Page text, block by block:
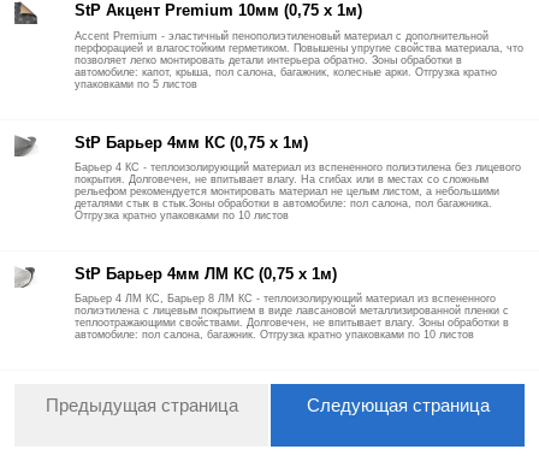
StP Акцент Premium 10мм (0,75 х 1м)
Accent Premium - эластичный пенополиэтиленовый материал с дополнительной
перфорацией и влагостойким герметиком. Повышены упругие свойства материала, что
позволяет легко монтировать детали интерьера обратно. Зоны обработки в
автомобиле: капот, крыша, пол салона, багажник, колесные арки. Отгрузка кратно
упаковками по 5 листов
StP Барьер 4мм КС (0,75 х 1м)
Барьер 4 КС - теплоизолирующий материал из вспененного полиэтилена без лицевого
покрытия. Долговечен, не впитывает влагу. На сгибах или в местах со сложным
рельефом рекомендуется монтировать материал не целым листом, а небольшими
деталями стык в стык.Зоны обработки в автомобиле: пол салона, пол багажника.
Отгрузка кратно упаковками по 10 листов
StP Барьер 4мм ЛМ КС (0,75 х 1м)
Барьер 4 ЛМ КС, Барьер 8 ЛМ КС - теплоизолирующий материал из вспененного
полиэтилена с лицевым покрытием в виде лавсановой металлизированной пленки с
теплоотражающими свойствами. Долговечен, не впитывает влагу. Зоны обработки в
автомобиле: пол салона, багажник. Отгрузка кратно упаковками по 10 листов
Предыдущая страница Следующая страница